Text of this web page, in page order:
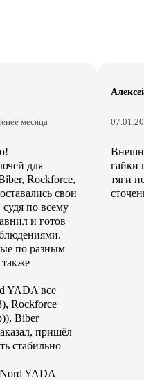
месяца
для
Rockforce,
свои
по всему
и готов
по разным
YADA все
Rockforce
Biber
пришёл
стабильно
YADA
гайки
тяги